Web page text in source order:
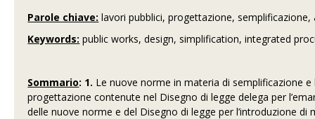
Parole chiave: lavori pubblici, progettazione,
Keywords: public works, design, simplification, integrated
Sommario: 1. Le nuove norme in materia di semplificazione
progettazione contenute nel Disegno di legge delega per
delle nuove norme e del Disegno di legge per l’introduzione